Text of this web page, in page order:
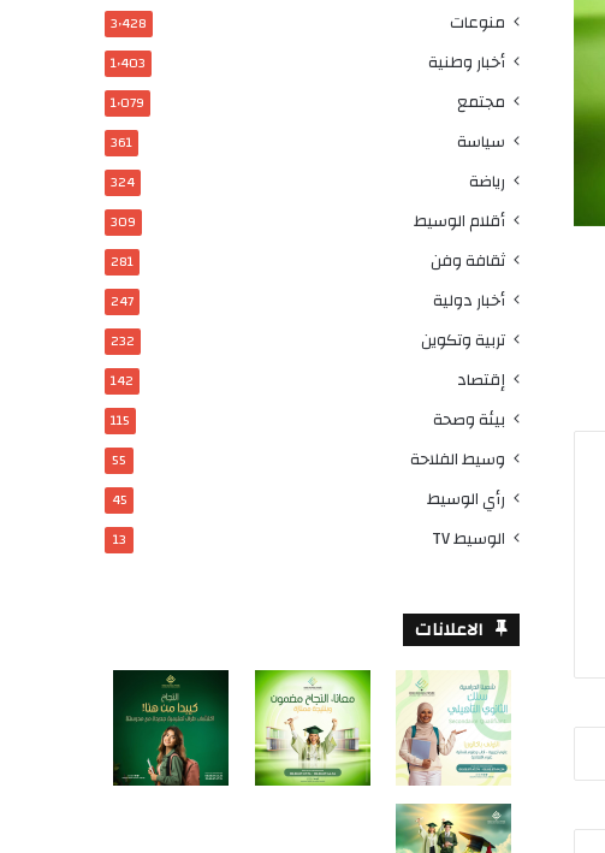
منوعات 3٬428
أخبار وطنية 1٬403
مجتمع 1٬079
سياسة 361
رياضة 324
أقلام الوسيط 309
ثقافة وفن 281
أخبار دولية 247
تربية وتكوين 232
إقتصاد 142
بيئة وصحة 115
وسيط الفلاحة 55
رأي الوسيط 45
الوسيط TV 13
الاعلانات